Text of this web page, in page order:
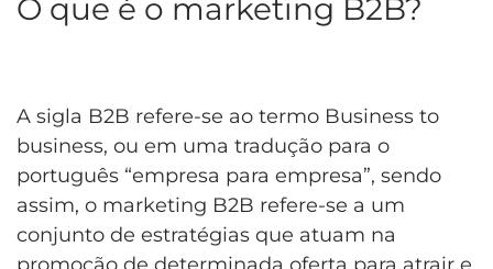
O que é o marketing B2B?
A sigla B2B refere-se ao termo Business to
business, ou em uma tradução para o
português “empresa para empresa”, sendo
assim, o marketing B2B refere-se a um
conjunto de estratégias que atuam na